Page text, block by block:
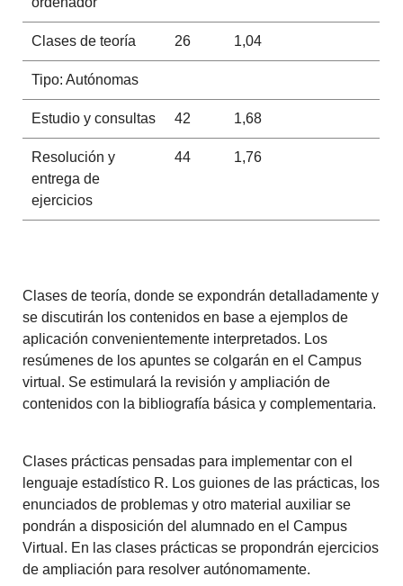
Clases de teoría 26 1,04
Tipo: Autónomas
Estudio y consultas 42 1,68
Resolución y
entrega de
ejercicios
44 1,76
Clases de teoría, donde se expondrán detalladamente y
se discutirán los contenidos en base a ejemplos de
aplicación convenientemente interpretados. Los
resúmenes de los apuntes se colgarán en el Campus
virtual. Se estimulará la revisión y ampliación de
contenidos con la bibliografía básica y complementaria.
Clases prácticas pensadas para implementar con el
lenguaje estadístico R. Los guiones de las prácticas, los
enunciados de problemas y otro material auxiliar se
pondrán a disposición del alumnado en el Campus
Virtual. En las clases prácticas se propondrán ejercicios
de ampliación para resolver autónomamente.